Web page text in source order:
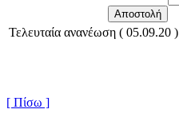
Τελευταία ανανέωση ( 05.09.20 )
[ Πίσω ]